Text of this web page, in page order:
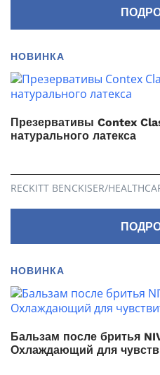
НОВИНКА
Презервативы Contex
натурального латекса
RECKITT BENCKISER/
НОВИНКА
Бальзам после бритья
Охлаждающий для